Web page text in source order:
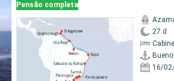
Pensão completa
27 d
16/